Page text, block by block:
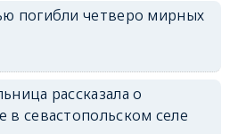
erid: 2SDnjdPjgYS
погибли четверо мирных
рассказала о
в севастопольском селе